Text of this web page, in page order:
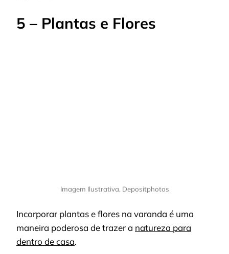
5 – Plantas e Flores
Imagem Ilustrativa, Depositphotos
Incorporar plantas e flores na varanda é uma
maneira poderosa de trazer a natureza para
dentro de casa.